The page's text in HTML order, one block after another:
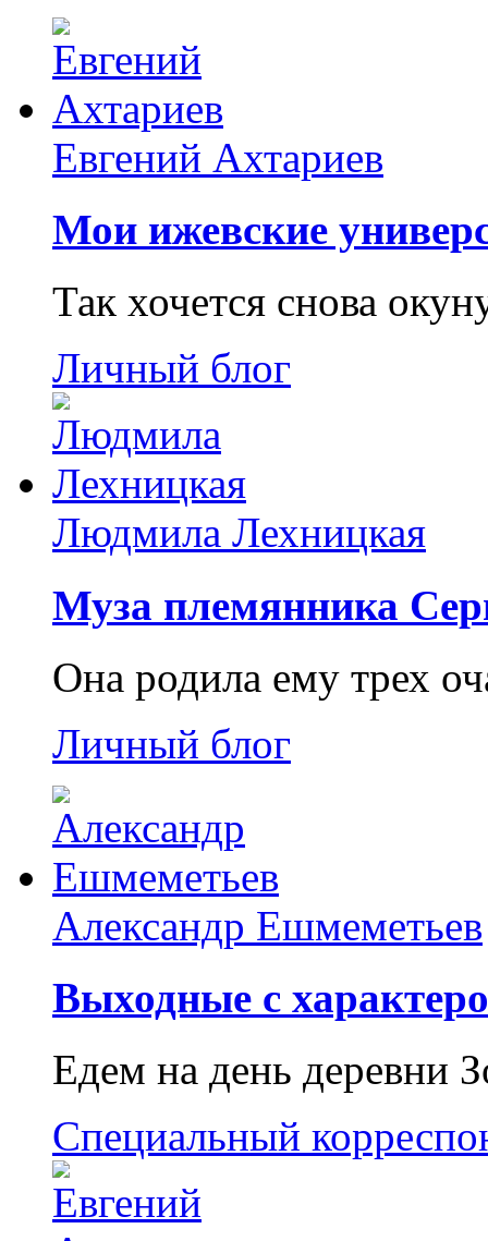
Евгений Ахтариев
Мои ижевские
Так хочется снова
Личный блог
Людмила Лехницкая
Муза племянника
Она родила ему трех
Личный блог
Александр Ешмеметьев
Выходные с
Едем на день деревни
Специальный